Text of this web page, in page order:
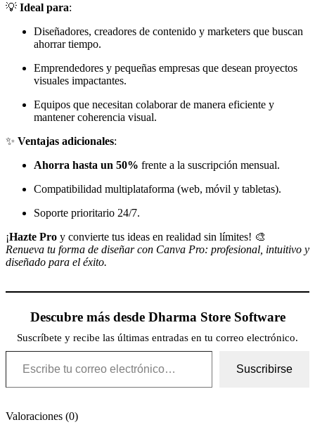
💡 Ideal para:
Diseñadores, creadores de contenido y marketers que buscan
ahorrar tiempo.
Emprendedores y pequeñas empresas que desean proyectos
visuales impactantes.
Equipos que necesitan colaborar de manera eficiente y
mantener coherencia visual.
✨ Ventajas adicionales:
Ahorra hasta un 50% frente a la suscripción mensual.
Compatibilidad multiplataforma (web, móvil y tabletas).
Soporte prioritario 24/7.
¡Hazte Pro y convierte tus ideas en realidad sin límites! 🎨
Renueva tu forma de diseñar con Canva Pro: profesional, intuitivo y
diseñado para el éxito.
Descubre más desde Dharma Store Software
Suscríbete y recibe las últimas entradas en tu correo electrónico.
Escribe tu correo electrónico…
Suscribirse
Valoraciones (0)